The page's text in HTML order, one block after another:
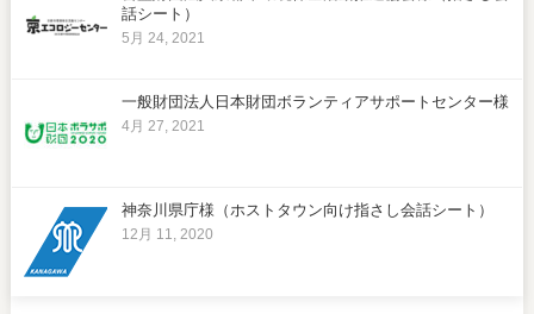
話シート）
5月 24, 2021
一般財団法人日本財団ボランティアサポートセンター様
4月 27, 2021
神奈川県庁様（ホストタウン向け指さし会話シート）
12月 11, 2020